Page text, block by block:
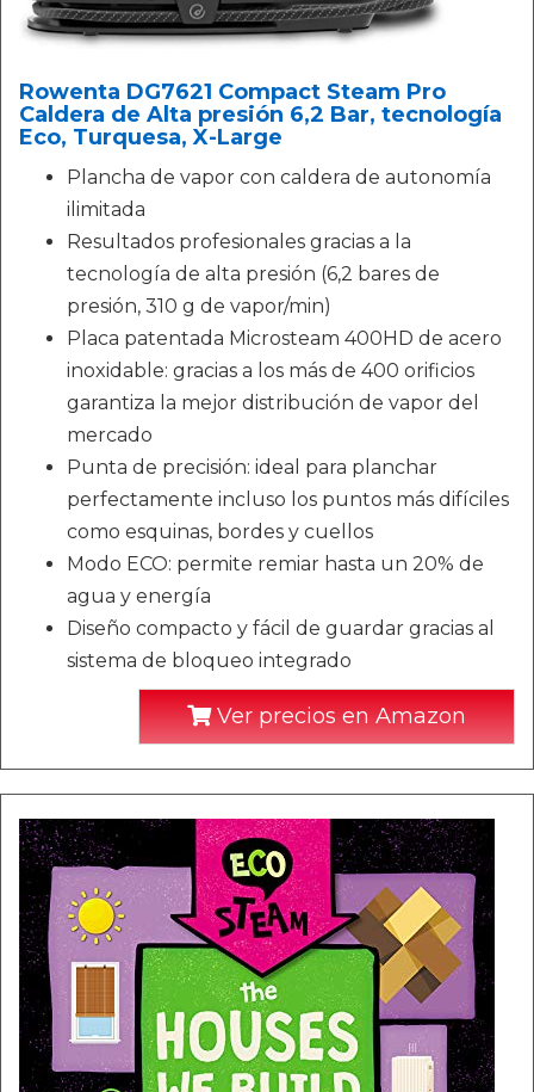
Rowenta DG7621 Compact Steam Pro
Caldera de Alta presión 6,2 Bar, tecnología
Eco, Turquesa, X-Large
Plancha de vapor con caldera de autonomía
ilimitada
Resultados profesionales gracias a la
tecnología de alta presión (6,2 bares de
presión, 310 g de vapor/min)
Placa patentada Microsteam 400HD de acero
inoxidable: gracias a los más de 400 orificios
garantiza la mejor distribución de vapor del
mercado
Punta de precisión: ideal para planchar
perfectamente incluso los puntos más difíciles
como esquinas, bordes y cuellos
Modo ECO: permite remiar hasta un 20% de
agua y energía
Diseño compacto y fácil de guardar gracias al
sistema de bloqueo integrado
Ver precios en Amazon